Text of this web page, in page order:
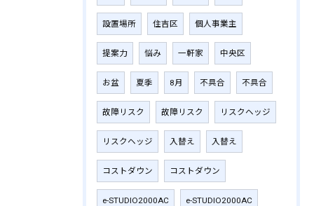
設置場所 住吉区 個人事業主
提案力 悩み 一軒家 中央区
お盆 夏季 8月 不具合 不具合
故障リスク 故障リスク リスクヘッジ
リスクヘッジ 入替え 入替え
コストダウン コストダウン
e-STUDIO2000AC e-STUDIO2000AC